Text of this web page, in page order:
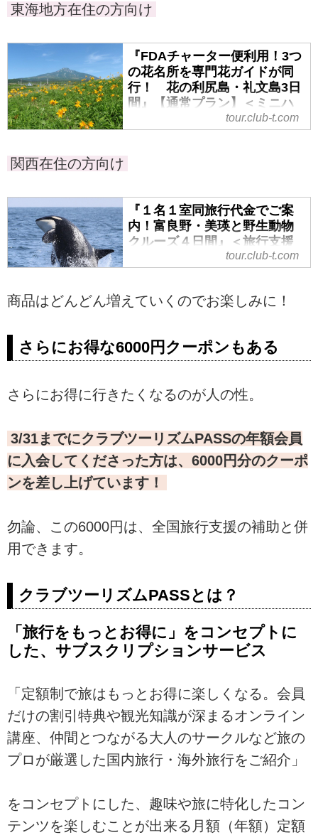
国旅行支援対象（千葉県）＞の紹
お申込ならクラブツーリズム。
東海地方在住の方向け
『FDAチャーター便利用！3つ
の花名所を専門花ガイドが同
行！ 花の利尻島・礼文島3日
間』【通常プラン】＜ミニハ
イキング＞｜クラブツーリズ
ム
ラン】＜ミニハイキング＞の紹介
をしています。ツアー・旅行のお
申込ならクラブツーリズム。
tour.club-t.com
関西在住の方向け
『１名１室同旅行代金でご案
内！富良野・美瑛と野生動物
クルーズ４日間』＜旅行支援
対象コース＞｜クラブツーリ
『１名１室同旅行代金でご案内！
富良野・美瑛と野生動物クルーズ
の紹介をしています。ツアー・旅
行のお申込ならクラブツーリズ
tour.club-t.com
商品はどんどん増えていくのでお楽しみに！
さらにお得な6000円クーポンもある
さらにお得に行きたくなるのが人の性。
3/31までにクラブツーリズムPASSの年額会員
に入会してくださった方は、6000円分のクーポ
ンを差し上げています！
勿論、この6000円は、全国旅行支援の補助と併
用できます。
クラブツーリズムPASSとは？
「旅行をもっとお得に」をコンセプトに
した、サブスクリプションサービス
「定額制で旅はもっとお得に楽しくなる。会員
だけの割引特典や観光知識が深まるオンライン
講座、仲間とつながる大人のサークルなど旅の
プロが厳選した国内旅行・海外旅行をご紹介」
をコンセプトにした、趣味や旅に特化したコン
テンツを楽しむことが出来る月額（年額）定額